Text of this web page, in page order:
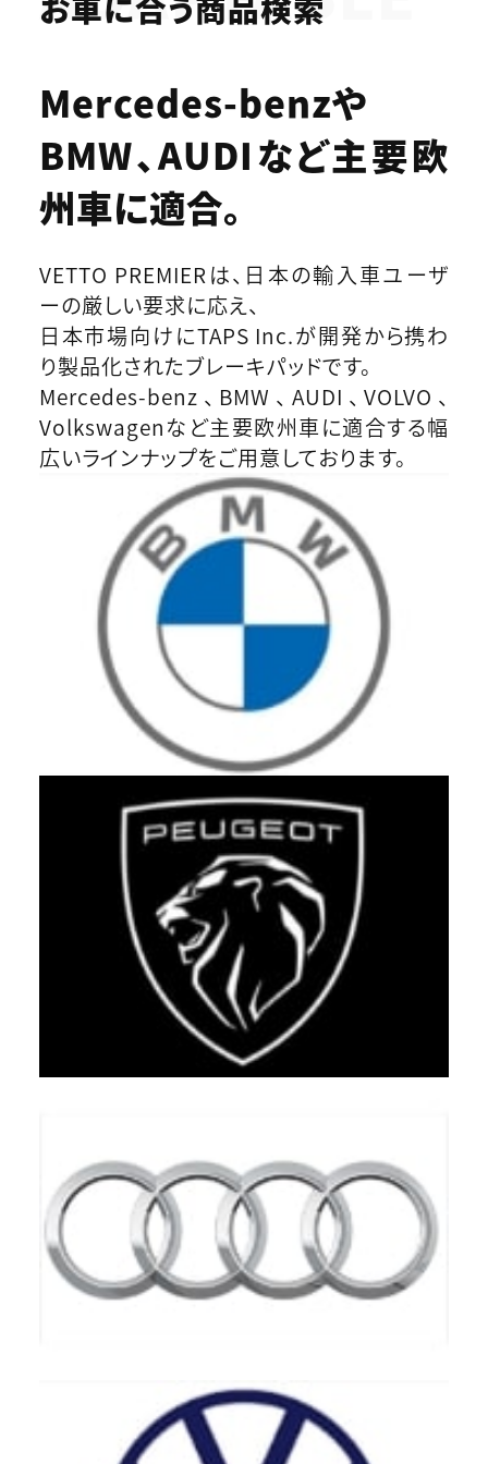
Mercedes-benzや
BMW、AUDIなど主要欧
州車に適合。
VETTO PREMIERは、日本の輸入車ユーザ
ーの厳しい要求に応え、
日本市場向けにTAPS Inc.が開発から携わ
り製品化されたブレーキパッドです。
Mercedes-benz、BMW、AUDI、VOLVO、
Volkswagenなど主要欧州車に適合する幅
広いラインナップをご用意しております。